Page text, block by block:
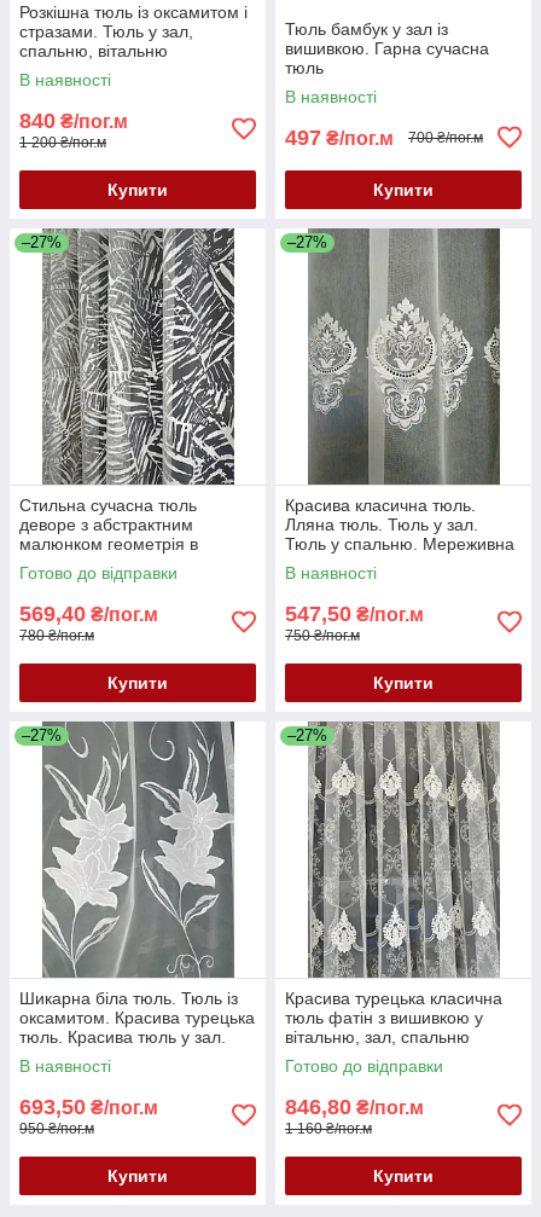
Розкішна тюль із оксамитом і
стразами. Тюль у зал,
спальню, вітальню
В наявності
840 ₴/пог.м
1 200 ₴/пог.м
Купити
Тюль бамбук у зал із
вишивкою. Гарна сучасна
тюль
В наявності
497 ₴/пог.м 700 ₴/пог.м
Купити
–27%
Стильна сучасна тюль
деворе з абстрактним
малюнком геометрія в
молочному кольорі
Готово до відправки
569,40 ₴/пог.м
780 ₴/пог.м
Купити
–27%
Красива класична тюль.
Лляна тюль. Тюль у зал.
Тюль у спальню. Мереживна
тюль. Тюль Туреччина.
В наявності
547,50 ₴/пог.м
750 ₴/пог.м
Купити
–27%
Шикарна біла тюль. Тюль із
оксамитом. Красива турецька
тюль. Красива тюль у зал.
Тюль у спальню
В наявності
693,50 ₴/пог.м
950 ₴/пог.м
Купити
–27%
Красива турецька класична
тюль фатін з вишивкою у
вітальню, зал, спальню
купити Україна
Готово до відправки
846,80 ₴/пог.м
1 160 ₴/пог.м
Купити